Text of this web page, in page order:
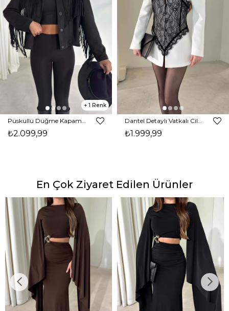
1
₺2.099,99 ₺1.999,99
En Çok Ziyaret Edilen Ürünler